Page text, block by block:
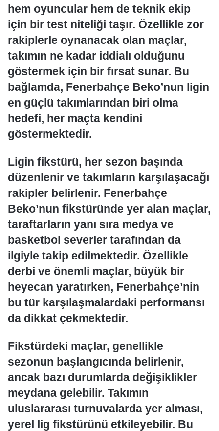
hem oyuncular hem de teknik ekip
için bir test niteliği taşır. Özellikle zor
rakiplerle oynanacak olan maçlar,
takımın ne kadar iddialı olduğunu
göstermek için bir fırsat sunar. Bu
bağlamda, Fenerbahçe Beko’nun ligin
en güçlü takımlarından biri olma
hedefi, her maçta kendini
göstermektedir.
Ligin fikstürü, her sezon başında
düzenlenir ve takımların karşılaşacağı
rakipler belirlenir. Fenerbahçe
Beko’nun fikstüründe yer alan maçlar,
taraftarların yanı sıra medya ve
basketbol severler tarafından da
ilgiyle takip edilmektedir. Özellikle
derbi ve önemli maçlar, büyük bir
heyecan yaratırken, Fenerbahçe’nin
bu tür karşılaşmalardaki performansı
da dikkat çekmektedir.
Fikstürdeki maçlar, genellikle
sezonun başlangıcında belirlenir,
ancak bazı durumlarda değişiklikler
meydana gelebilir. Takımın
uluslararası turnuvalarda yer alması,
yerel lig fikstürünü etkileyebilir. Bu